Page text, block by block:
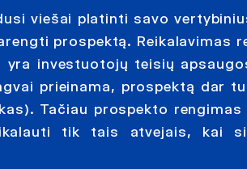
viešai platinti savo
prospektą. Reikalavimas
yra investuotojų teisių
prieinama, prospektą dar
Tačiau prospekto
tik tais atvejais, kai